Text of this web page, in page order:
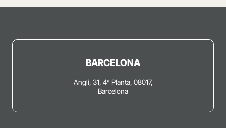
BARCELONA
Anglí, 31, 4ª Planta, 08017,
Barcelona